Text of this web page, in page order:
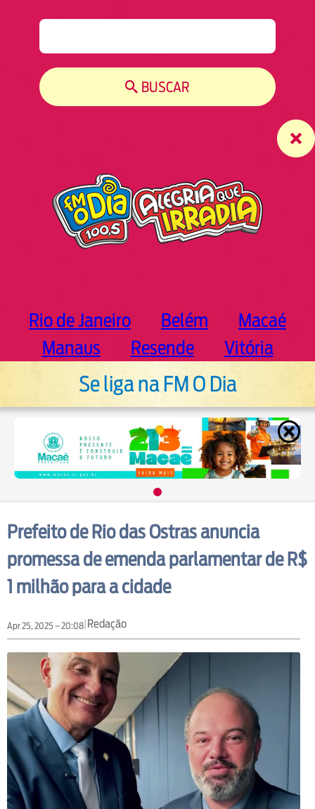
BUSCAR
Rio de Janeiro Belém
Macaé
Manaus
Resende Vitória
Se liga na FM O Dia
Prefeito de Rio das Ostras anuncia
promessa de emenda parlamentar de R$
1 milhão para a cidade
Apr 25, 2025 – 20:08|Redação